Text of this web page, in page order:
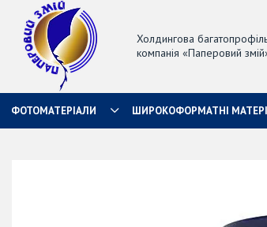
Холдингова
компанія «Паперовий
ФОТОМАТЕРІАЛИ ШИРОКОФОРМАТНІ